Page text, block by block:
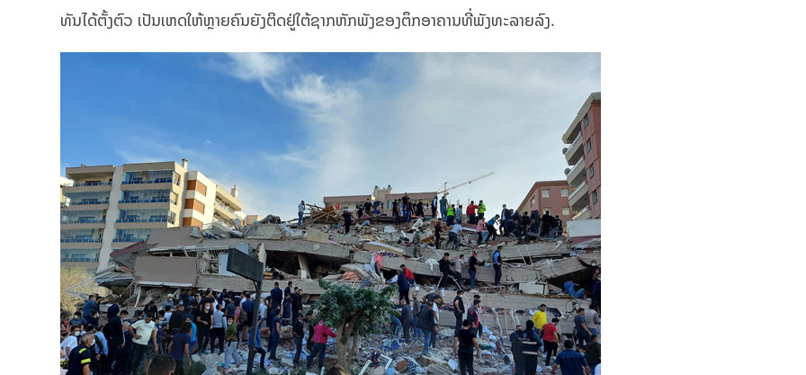
ທັນໄດ້ຕັ້ງຕົວ ເປັນເຫດໃຫ້​ຫຼາຍ​ຄົນ​ຍັງ​ຕິດ​ຢູ່​ໃຕ້​ຊາກ​ຫັກ​ພັງ​ຂອງ​ຕຶກ​ອາຄານ​ທີ່​ພັງ​ທະລາຍລົງ.